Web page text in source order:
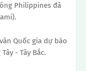
Philippines đã
Quốc gia dự báo
- Tây Bắc.